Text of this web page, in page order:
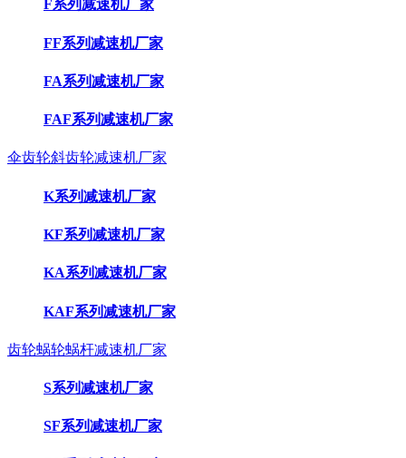
F系列减速机厂家
FF系列减速机厂家
FA系列减速机厂家
FAF系列减速机厂家
伞齿轮斜齿轮减速机厂家
K系列减速机厂家
KF系列减速机厂家
KA系列减速机厂家
KAF系列减速机厂家
齿轮蜗轮蜗杆减速机厂家
S系列减速机厂家
SF系列减速机厂家